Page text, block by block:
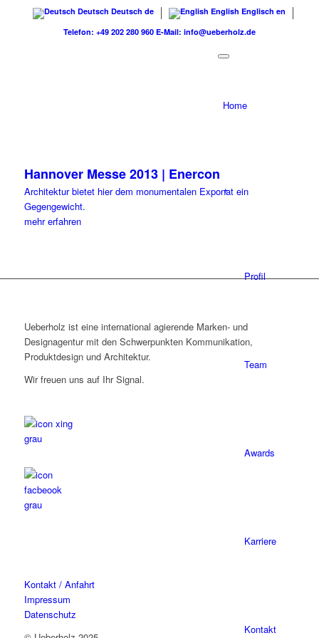
Deutsch Deutsch de English Englisch en
Telefon: +49 202 280 960 E-Mail: info@ueberholz.de
Home
+
Profil
Team
Awards
Karriere
Kontakt
Hannover Messe 2013 | Enercon
Architektur bietet hier dem monumentalen Exponat ein
Gegengewicht.
mehr erfahren
Ueberholz ist eine international agierende Marken- und
Designagentur mit den Schwerpunkten Kommunikation,
Produktdesign und Architektur.
Wir freuen uns auf Ihr Signal.
Kontakt / Anfahrt
Impressum
Datenschutz